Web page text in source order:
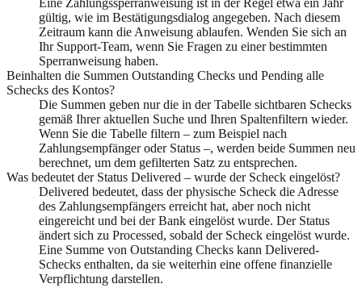
Eine Zahlungssperranweisung ist in der Regel etwa ein Jahr
gültig, wie im Bestätigungsdialog angegeben. Nach diesem
Zeitraum kann die Anweisung ablaufen. Wenden Sie sich an
Ihr Support-Team, wenn Sie Fragen zu einer bestimmten
Sperranweisung haben.
Beinhalten die Summen Outstanding Checks und Pending alle
Schecks des Kontos?
Die Summen geben nur die in der Tabelle sichtbaren Schecks
gemäß Ihrer aktuellen Suche und Ihren Spaltenfiltern wieder.
Wenn Sie die Tabelle filtern – zum Beispiel nach
Zahlungsempfänger oder Status –, werden beide Summen neu
berechnet, um dem gefilterten Satz zu entsprechen.
Was bedeutet der Status Delivered – wurde der Scheck eingelöst?
Delivered bedeutet, dass der physische Scheck die Adresse
des Zahlungsempfängers erreicht hat, aber noch nicht
eingereicht und bei der Bank eingelöst wurde. Der Status
ändert sich zu Processed, sobald der Scheck eingelöst wurde.
Eine Summe von Outstanding Checks kann Delivered-
Schecks enthalten, da sie weiterhin eine offene finanzielle
Verpflichtung darstellen.